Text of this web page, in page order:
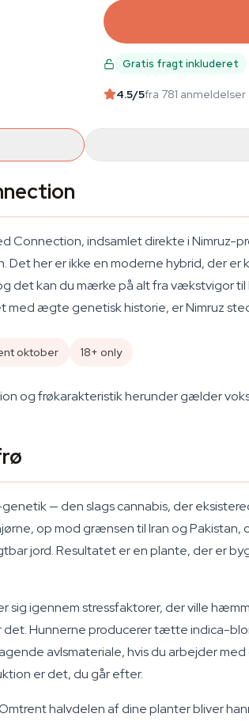
Gratis fragt inkluderet
4.5/5fra 781 anmeldelser
indsamlet direkte i Nimruz-
her er ikke en moderne hybrid, der
det kan du mærke på alt fra vækstvigor
med ægte genetisk historie, er Nimruz
oktober 18+ only
og frøkarakteristik herunder gælder
— den slags cannabis, der
op mod grænsen til Iran og Pakistan,
jord. Resultatet er en plante, der er
igennem stressfaktorer, der ville
det. Hunnerne producerer tætte indica-
avlsmateriale, hvis du arbejder
er det, du går efter.
halvdelen af dine planter bliver